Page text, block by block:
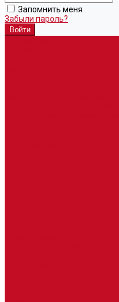
Запомнить меня
Забыли пароль?